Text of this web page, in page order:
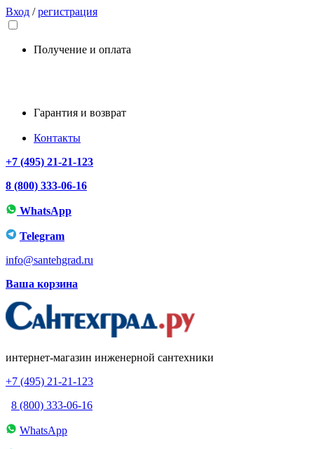
Вход /регистрация
Получение и оплата
Гарантия и возврат
Контакты
+7 (495) 21-21-123
8 (800) 333-06-16
WhatsApp
Telegram
info@santehgrad.ru
Ваша корзина
интернет-магазин инженерной сантехники
+7 (495) 21-21-123
8 (800) 333-06-16
WhatsApp